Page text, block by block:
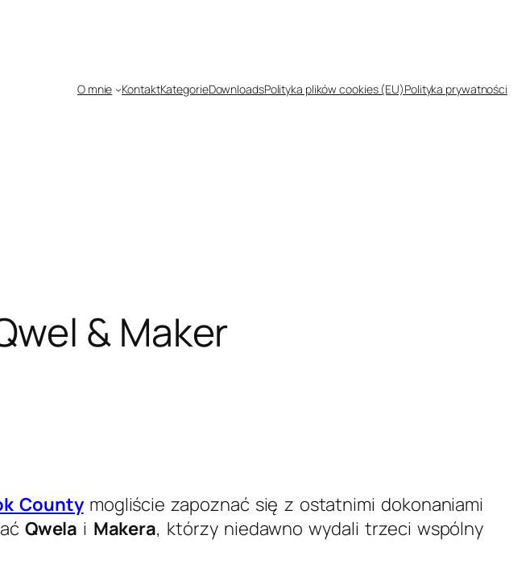
O mnie KontaktKategorieDownloadsPolityka plików cookies (EU)Polityka prywatności
& Maker
Countymogliście zapoznać się z ostatnimi dokonaniami
Qwela i Makera, którzy niedawno wydali trzeci wspólny